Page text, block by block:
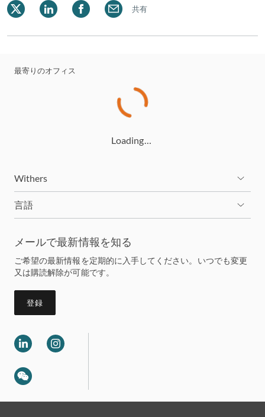
共有
最寄りのオフィス
Loading…
Withers
言語
メールで最新情報を知る
ご希望の最新情報を定期的に入手してください。いつでも変更
又は購読解除が可能です。
登録